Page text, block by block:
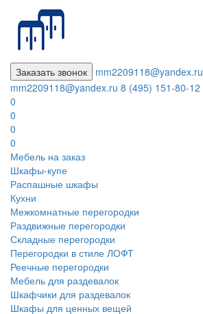
Заказать звонок
mm2209118@yandex.ru
mm2209118@yandex.ru 8 (495) 151-80-12
0
0
0
0
Мебель на заказ
Шкафы-купе
Распашные шкафы
Кухни
Межкомнатные перегородки
Раздвижные перегородки
Складные перегородки
Перегородки в стиле ЛОФТ
Реечные перегородки
Мебель для раздевалок
Шкафчики для раздевалок
Шкафы для ценных вещей